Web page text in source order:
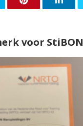
voor StiBON